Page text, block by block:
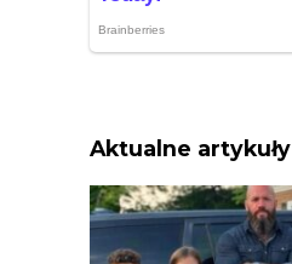
Aktualne artykuły